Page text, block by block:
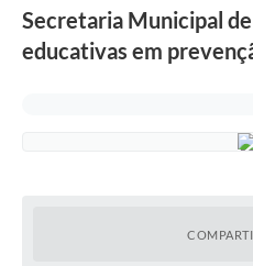
Secretaria Municipal
educativas em